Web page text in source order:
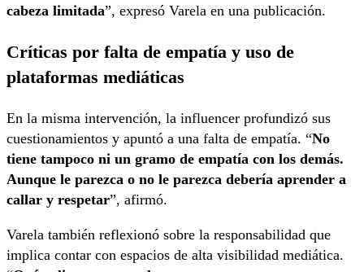
cabeza limitada”, expresó Varela en una publicación.
Críticas por falta de empatía y uso de
plataformas mediáticas
En la misma intervención, la influencer profundizó sus
cuestionamientos y apuntó a una falta de empatía. “No
tiene tampoco ni un gramo de empatía con los demás.
Aunque le parezca o no le parezca debería aprender a
callar y respetar”, afirmó.
Varela también reflexionó sobre la responsabilidad que
implica contar con espacios de alta visibilidad mediática.